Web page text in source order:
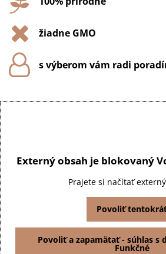
žiadne GMO
s výberom vám radi
Externý obsah je blokovaný
Prajete si načítať
Povoliť
Povoliť a zapamätať - súhlas s
Funkčné